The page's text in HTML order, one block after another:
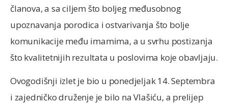
članova, a sa ciljem što boljeg međusobnog
upoznavanja porodica i ostvarivanja što bolje
komunikacije među imamima, a u svrhu postizanja
što kvalitetnijih rezultata u poslovima koje obavljaju.
Ovogodišnji izlet je bio u ponedjeljak 14. Septembra
i zajedničko druženje je bilo na Vlašiću, a prelijep